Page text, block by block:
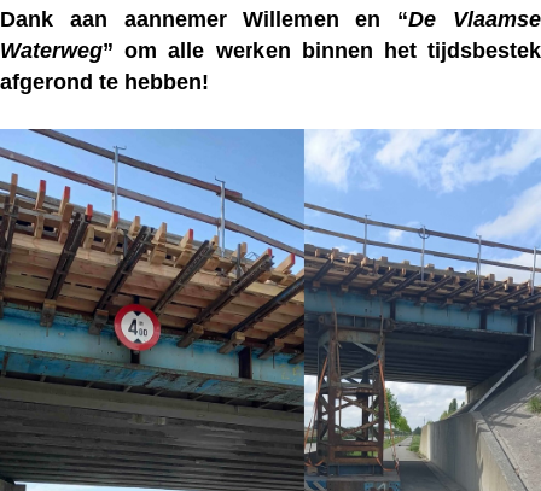
Dank aan aannemer Willemen en “De Vlaamse
Waterweg” om alle werken binnen het tijdsbestek
afgerond te hebben!